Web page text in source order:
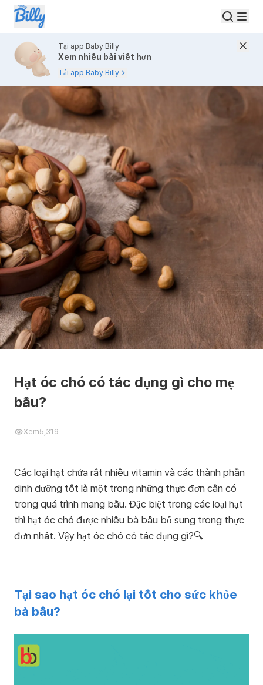
Tại app Baby Billy
Xem nhiều bài viết hơn
Tải app Baby Billy
Hạt óc chó có tác dụng gì cho mẹ
bầu?
Xem5,319
Các loại hạt chứa rất nhiều vitamin và các thành phần
dinh dưỡng tốt là một trong những thực đơn cần có
trong quá trình mang bầu. Đặc biệt trong các loại hạt
thì hạt óc chó được nhiều bà bầu bổ sung trong thực
đơn nhất. Vậy hạt óc chó có tác dụng gì?🔍
Tại sao hạt óc chó lại tốt cho sức khỏe
bà bầu?